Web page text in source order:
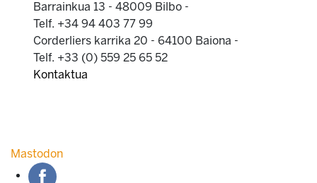
Barrainkua 13 - 48009 Bilbo -
Telf. +34 94 403 77 99
Corderliers karrika 20 - 64100 Baiona -
Telf. +33 (0) 559 25 65 52
Kontaktua
Mastodon